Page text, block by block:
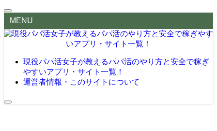
MENU
現役パパ活女子が教えるパパ活のやり方と安全で稼ぎ
やすいアプリ・サイト一覧！
運営者情報・このサイトについて